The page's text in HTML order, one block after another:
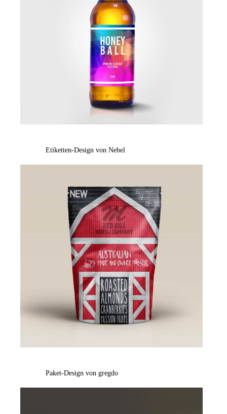
Etiketten-Design von Nebel
Paket-Design von gregdo